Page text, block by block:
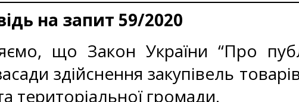
на запит 59/2020
що Закон України “Про
здійснення закупівель
територіальної громади.